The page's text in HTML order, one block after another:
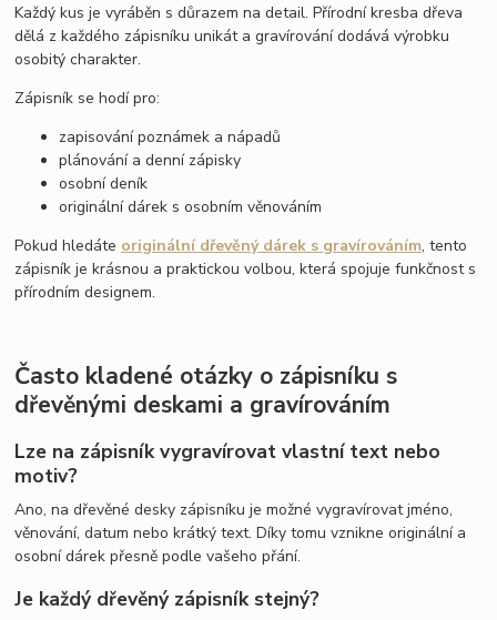
Každý kus je vyráběn s důrazem na detail. Přírodní kresba dřeva
dělá z každého zápisníku unikát a gravírování dodává výrobku
osobitý charakter.
Zápisník se hodí pro:
zapisování poznámek a nápadů
plánování a denní zápisky
osobní deník
originální dárek s osobním věnováním
Pokud hledáte originální dřevěný dárek s gravírováním, tento
zápisník je krásnou a praktickou volbou, která spojuje funkčnost s
přírodním designem.
Často kladené otázky o zápisníku s
dřevěnými deskami a gravírováním
Lze na zápisník vygravírovat vlastní text nebo
motiv?
Ano, na dřevěné desky zápisníku je možné vygravírovat jméno,
věnování, datum nebo krátký text. Díky tomu vznikne originální a
osobní dárek přesně podle vašeho přání.
Je každý dřevěný zápisník stejný?